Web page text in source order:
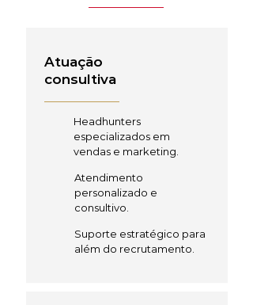
Atuação
consultiva
Headhunters
especializados em
vendas e marketing.
Atendimento
personalizado e
consultivo.
Suporte estratégico para
além do recrutamento.